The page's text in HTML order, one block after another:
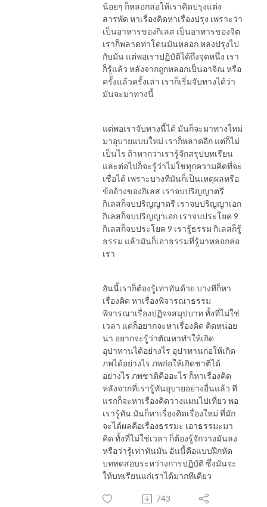
น้อยๆ ก็หลอกล่อให้เราคิดปรุงแต่ง
สารพัด หาเรื่องคิดหาเรื่องปรุง เพราะว่า
เป็นอาหารของกิเลส เป็นอาหารของจิต
เราก็พลาดท่าโดนมันหลอก หลงปรุงไป
กับมัน แต่พอเราปฏิบัติได้ถึงจุดหนึ่ง เรา
ก็รู้แล้ว หลังจากถูกหลอกเป็นอาจิณ หรือ
ครั้งแล้วครั้งเล่า เราก็เริ่มจับทางได้ว่า
มันจะมาทางนี้
แต่พอเราจับทางนี้ได้ มันก็จะมาทางใหม่
มาอุบายแบบใหม่ เราก็พลาดอีก แต่ก็ไม่
เป็นไร ถ้าหากว่าเรารู้จักสรุปบทเรียน
และต่อไปก็จะรู้ว่าไม่ใช่ทุกความคิดที่จะ
เชื่อได้ เพราะบางทีมันก็เป็นเหตุผลหรือ
ข้ออ้างของกิเลส เราจบปริญญาตรี
กิเลสก็จบปริญญาตรี เราจบปริญญาเอก
กิเลสก็จบปริญญาเอก เราจบประโยค 9
กิเลสก็จบประโยค 9 เรารู้ธรรม กิเลสก็รู้
ธรรม แล้วมันก็เอาธรรมที่รู้มาหลอกล่อ
เรา
อันนี้เราก็ต้องรู้เท่าทันด้วย บางทีก็หา
เรื่องคิด หาเรื่องพิจารณาธรรม
พิจารณาเรื่องปฏิจจสมุปบาท ทั้งที่ไม่ใช่
เวลา แต่ก็อยากจะหาเรื่องคิด คิดหน่อย
น่า อยากจะรู้ว่าตัณหาทำให้เกิด
อุปาทานได้อย่างไร อุปาทานก่อให้เกิด
ภพได้อย่างไร ภพก่อให้เกิดชาติได้
อย่างไร ภพชาติคืออะไร ก็หาเรื่องคิด
หลังจากที่เรารู้ทันอุบายอย่างอื่นแล้ว ที
แรกก็จะหาเรื่องคิดวางแผนไปเที่ยว พอ
เรารู้ทัน มันก็หาเรื่องคิดเรื่องใหม่ ที่มัก
จะได้ผลคือเรื่องธรรมะ เอาธรรมะมา
คิด ทั้งที่ไม่ใช่เวลา ก็ต้องรู้จักวางมันลง
หรือว่ารู้เท่าทันมัน อันนี้คือแบบฝึกหัด
บททดสอบระหว่างการปฏิบัติ ซึ่งมันจะ
ให้บทเรียนแก่เราได้มากทีเดียว
743